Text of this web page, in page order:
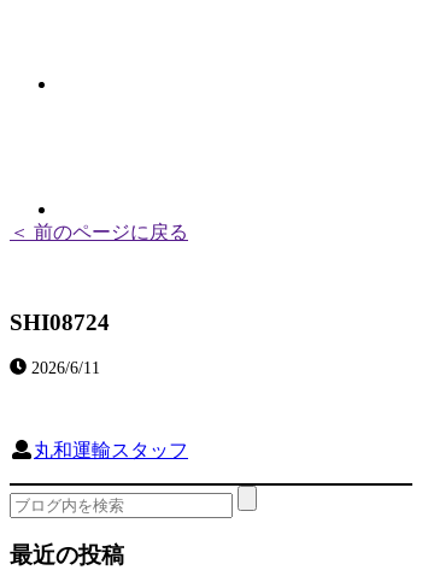
＜ 前のページに戻る
SHI08724
2026/6/11
丸和運輸スタッフ
最近の投稿